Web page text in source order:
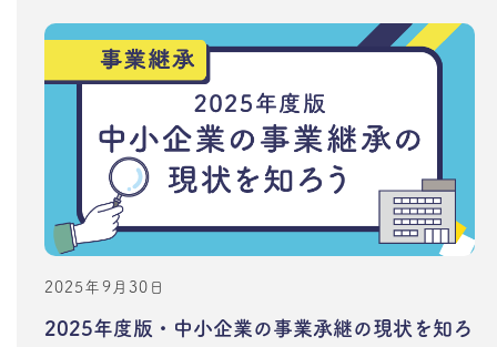
2025年9月30日
2025年度版・中小企業の事業承継の現状を知ろ